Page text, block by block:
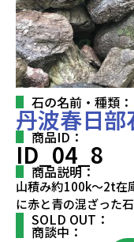
石の名前・種類：
丹波春日部
商品ID：
ID_04_8
商品説明：
山積み約100k～2t在
に赤と青の混ざった
SOLD OUT：
商談中：